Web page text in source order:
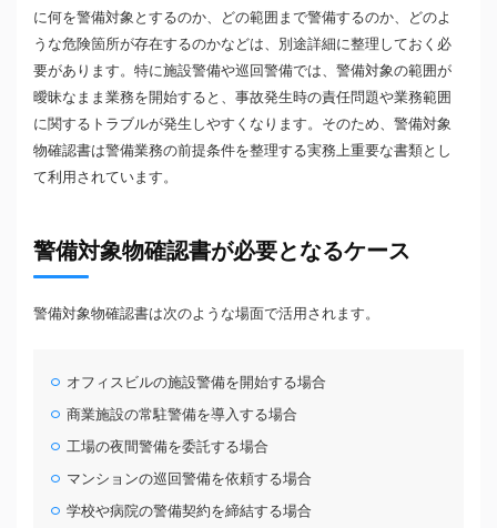
に何を警備対象とするのか、どの範囲まで警備するのか、どのよ
うな危険箇所が存在するのかなどは、別途詳細に整理しておく必
要があります。特に施設警備や巡回警備では、警備対象の範囲が
曖昧なまま業務を開始すると、事故発生時の責任問題や業務範囲
に関するトラブルが発生しやすくなります。そのため、警備対象
物確認書は警備業務の前提条件を整理する実務上重要な書類とし
て利用されています。
警備対象物確認書が必要となるケース
警備対象物確認書は次のような場面で活用されます。
オフィスビルの施設警備を開始する場合
商業施設の常駐警備を導入する場合
工場の夜間警備を委託する場合
マンションの巡回警備を依頼する場合
学校や病院の警備契約を締結する場合